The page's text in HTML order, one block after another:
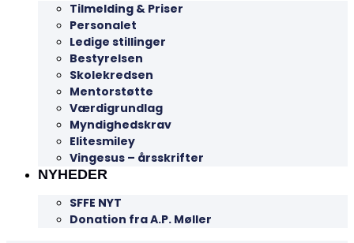
Tilmelding & Priser
Personalet
Ledige stillinger
Bestyrelsen
Skolekredsen
Mentorstøtte
Værdigrundlag
Myndighedskrav
Elitesmiley
Vingesus – årsskrifter
NYHEDER
SFFE NYT
Donation fra A.P. Møller